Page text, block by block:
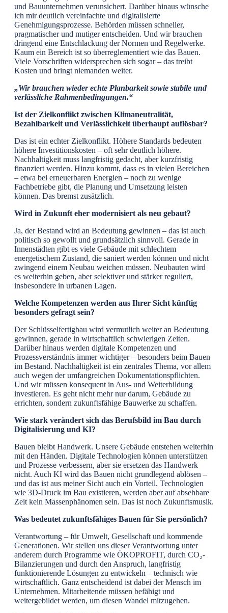
und Bauunternehmen verunsichert. Darüber hinaus wünsche
ich mir deutlich vereinfachte und digitalisierte
Genehmigungsprozesse. Behörden müssen schneller,
pragmatischer und mutiger entscheiden. Und wir brauchen
dringend eine Entschlackung der Normen und Regelwerke.
Kaum ein Bereich ist so überreglementiert wie das Bauen.
Viele Vorschriften widersprechen sich sogar – das treibt
Kosten und bringt niemanden weiter.
„Wir brauchen wieder echte Planbarkeit sowie stabile und
verlässliche Rahmenbedingungen.“
Ist der Zielkonflikt zwischen Klimaneutralität,
Bezahlbarkeit und Verlässlichkeit überhaupt auflösbar?
Das ist ein echter Zielkonflikt. Höhere Standards bedeuten
höhere Investitionskosten – oft sehr deutlich höhere.
Nachhaltigkeit muss langfristig gedacht, aber kurzfristig
finanziert werden. Hinzu kommt, dass es in vielen Bereichen
– etwa bei erneuerbaren Energien – noch zu wenige
Fachbetriebe gibt, die Planung und Umsetzung leisten
können. Das bremst zusätzlich.
Wird in Zukunft eher modernisiert als neu gebaut?
Ja, der Bestand wird an Bedeutung gewinnen – das ist auch
politisch so gewollt und grundsätzlich sinnvoll. Gerade in
Innenstädten gibt es viele Gebäude mit schlechtem
energetischem Zustand, die saniert werden können und nicht
zwingend einem Neubau weichen müssen. Neubauten wird
es weiterhin geben, aber selektiver und stärker reguliert,
insbesondere in urbanen Lagen.
Welche Kompetenzen werden aus Ihrer Sicht künftig
besonders gefragt sein?
Der Schlüsselfertigbau wird vermutlich weiter an Bedeutung
gewinnen, gerade in wirtschaftlich schwierigen Zeiten.
Darüber hinaus werden digitale Kompetenzen und
Prozessverständnis immer wichtiger – besonders beim Bauen
im Bestand. Nachhaltigkeit ist ein zentrales Thema, vor allem
auch wegen der umfangreichen Dokumentationspflichten.
Und wir müssen konsequent in Aus- und Weiterbildung
investieren. Es geht nicht mehr nur darum, Gebäude zu
errichten, sondern zukunftsfähige Bauwerke zu schaffen.
Wie stark verändert sich das Berufsbild im Bau durch
Digitalisierung und KI?
Bauen bleibt Handwerk. Unsere Gebäude entstehen weiterhin
mit den Händen. Digitale Technologien können unterstützen
und Prozesse verbessern, aber sie ersetzen das Handwerk
nicht. Auch KI wird das Bauen nicht grundlegend ablösen –
und das ist aus meiner Sicht auch ein Vorteil. Technologien
wie 3D-Druck im Bau existieren, werden aber auf absehbare
Zeit kein Massenphänomen sein. Das ist noch Zukunftsmusik.
Was bedeutet zukunftsfähiges Bauen für Sie persönlich?
Verantwortung – für Umwelt, Gesellschaft und kommende
Generationen. Wir stellen uns dieser Verantwortung unter
anderem durch Programme wie ÖKOPROFIT, durch CO₂-
Bilanzierungen und durch den Anspruch, langfristig
funktionierende Lösungen zu entwickeln – technisch wie
wirtschaftlich. Ganz entscheidend ist dabei der Mensch im
Unternehmen. Mitarbeitende müssen befähigt und
weitergebildet werden, um diesen Wandel mitzugehen.